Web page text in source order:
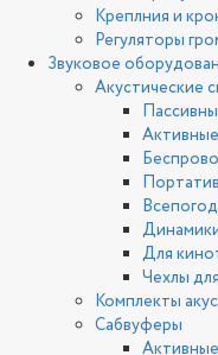
Креплния и
Регуляторы
Звуковое
Акустические
Для
Чехлы
Комплекты
Сабвуферы